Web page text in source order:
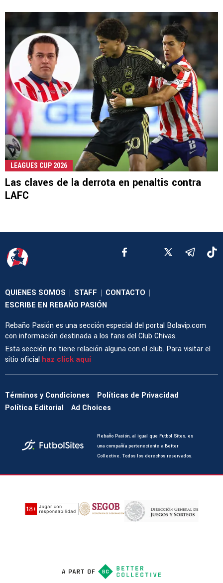
LEAGUES CUP 2026
Las claves de la derrota en penaltis contra
LAFC
QUIENES SOMOS | STAFF | CONTACTO |
ESCRIBE EN REBAÑO PASIÓN
Rebaño Pasión es una sección especial del portal Bolavip.com
con información destinada a los fans del Club Chivas.
Esta sección no tiene relación alguna con el club. Para visitar el
sitio oficial haz click aquí
Términos y Condiciones
Políticas de Privacidad
Política Editorial
Ad Choices
Rebaño Pasión, al igual que Futbol Sites, es
una compañía perteneciente a Better
Collective. Todos los derechos reservados.